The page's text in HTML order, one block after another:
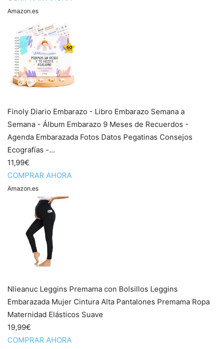
Amazon.es
Finoly Diario Embarazo - Libro Embarazo Semana a
Semana - Álbum Embarazo 9 Meses de Recuerdos -
Agenda Embarazada Fotos Datos Pegatinas Consejos
Ecografías -...
11,99€
COMPRAR AHORA
Amazon.es
Nlieanuc Leggins Premama con Bolsillos Leggins
Embarazada Mujer Cintura Alta Pantalones Premama Ropa
Maternidad Elásticos Suave
19,99€
COMPRAR AHORA